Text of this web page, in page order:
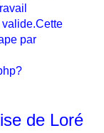
par
de Loré